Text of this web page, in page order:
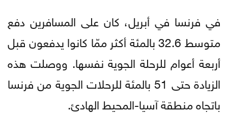
في فرنسا في أبريل، كان على المسافرين دفع
متوسط 32.6 بالمئة أكثر ممّا كانوا يدفعون قبل
أربعة أعوام للرحلة الجوية نفسها. ووصلت هذه
الزيادة حتى 51 بالمئة للرحلات الجوية من فرنسا
باتجاه منطقة آسيا-المحيط الهادئ.